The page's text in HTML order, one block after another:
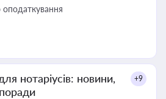
оподаткування
нотаріусів: новини,
+9